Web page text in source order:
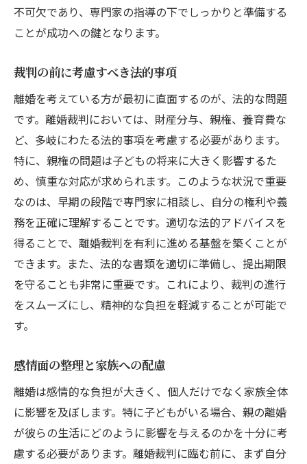
家族や友人からの支援を得る方法
相談会やセミナーの参加のすすめ
離婚裁判での成功事例から学ぶ戦略
過去の裁判例から学ぶ成功の秘訣
事例研究：勝訴に至った要因と背景
成功事例に共通する戦略的要素
勤勉さと粘り強さの重要性
経験者からのアドバイスを活かす
成功事例に見る法的手続きのポイント
離婚を円滑に進めるための法的支援
円滑な離婚手続きのための法的知識
専門家による無料相談の活用
弁護士選びの重要性とその基準
専門家による調停支援の利点
法的支援がもたらす安心感
離婚裁判の流れを知り有利に進める
裁判の全体の流れを把握する
裁判でのプレゼンテーションスキル
不可欠であり、専門家の指導の下でしっかりと準備する
ことが成功への鍵となります。
裁判の前に考慮すべき法的事項
離婚を考えている方が最初に直面するのが、法的な問題
です。離婚裁判においては、財産分与、親権、養育費な
ど、多岐にわたる法的事項を考慮する必要があります。
特に、親権の問題は子どもの将来に大きく影響するた
め、慎重な対応が求められます。このような状況で重要
なのは、早期の段階で専門家に相談し、自分の権利や義
務を正確に理解することです。適切な法的アドバイスを
得ることで、離婚裁判を有利に進める基盤を築くことが
できます。また、法的な書類を適切に準備し、提出期限
を守ることも非常に重要です。これにより、裁判の進行
をスムーズにし、精神的な負担を軽減することが可能で
す。
感情面の整理と家族への配慮
離婚は感情的な負担が大きく、個人だけでなく家族全体
に影響を及ぼします。特に子どもがいる場合、親の離婚
が彼らの生活にどのように影響を与えるのかを十分に考
慮する必要があります。離婚裁判に臨む前に、まず自分